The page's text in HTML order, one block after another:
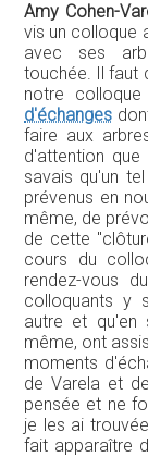
Amy Cohen-
vis un colloque
avec ses
touchée. Il faut
notre
d'échanges
faire aux
d'attention
savais qu'un
prévenus en
même, de
de cette
cours du
rendez-vous
colloquants y
autre et qu'en
même, ont
moments
de Varela et
pensée et ne
je les ai
fait apparaître